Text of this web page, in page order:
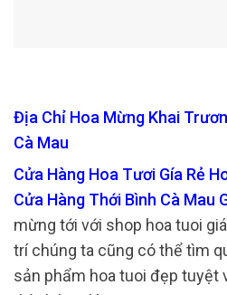
Địa Chỉ Hoa Mừng Khai
Cà Mau
Cửa Hàng Hoa Tươi Gía Rẻ
Cửa Hàng Thới Bình Cà Mau
mừng tới với shop hoa tuoi
trí chúng ta cũng có thể tìm
sản phẩm hoa tuoi đẹp tuyệt